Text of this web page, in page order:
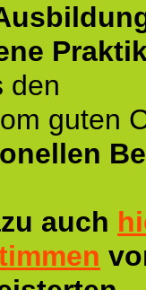
den
guten
auch